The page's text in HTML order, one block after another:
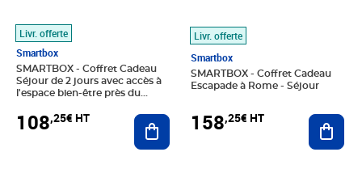
Livr. offerte
Smartbox
SMARTBOX - Coffret Cadeau
Séjour de 2 jours avec accès à
l'espace bien-être près du
108,25€ HT Ajouter au panier
Livr. offerte
Smartbox
SMARTBOX - Coffret Cadeau
Escapade à Rome - Séjour
158,25€ HT